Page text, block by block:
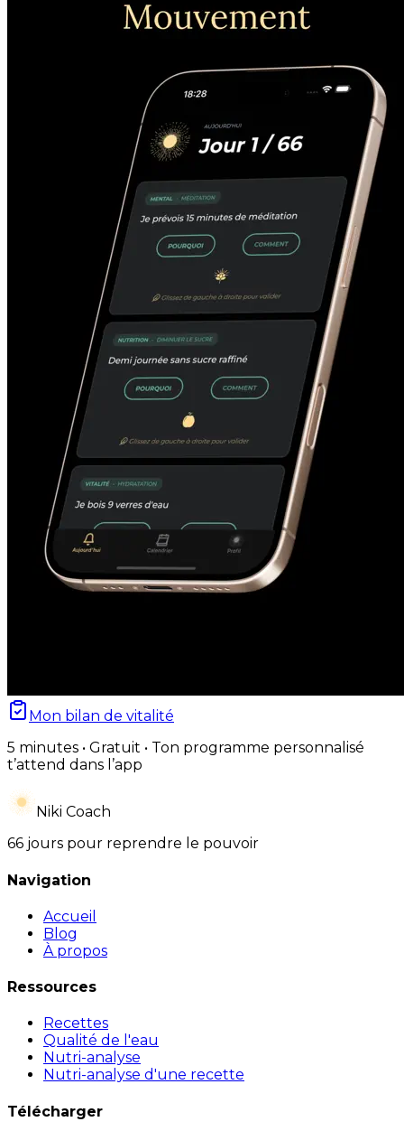
Mon bilan de vitalité
5 minutes • Gratuit • Ton programme personnalisé
t’attend dans l’app
Niki Coach
66 jours pour reprendre le pouvoir
Navigation
Accueil
Blog
À propos
Ressources
Recettes
Qualité de l'eau
Nutri-analyse
Nutri-analyse d'une recette
Télécharger